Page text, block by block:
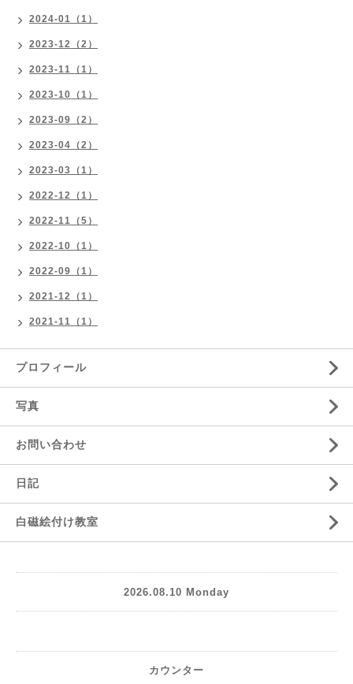
2024-01（1）
2023-12（2）
2023-11（1）
2023-10（1）
2023-09（2）
2023-04（2）
2023-03（1）
2022-12（1）
2022-11（5）
2022-10（1）
2022-09（1）
2021-12（1）
2021-11（1）
プロフィール
写真
お問い合わせ
日記
白磁絵付け教室
2026.08.10 Monday
カウンター